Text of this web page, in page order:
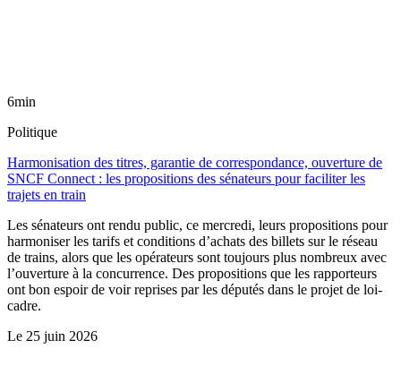
6min
Politique
Harmonisation des titres, garantie de correspondance, ouverture de
SNCF Connect : les propositions des sénateurs pour faciliter les
trajets en train
Les sénateurs ont rendu public, ce mercredi, leurs propositions pour
harmoniser les tarifs et conditions d’achats des billets sur le réseau
de trains, alors que les opérateurs sont toujours plus nombreux avec
l’ouverture à la concurrence. Des propositions que les rapporteurs
ont bon espoir de voir reprises par les députés dans le projet de loi-
cadre.
Le 25 juin 2026